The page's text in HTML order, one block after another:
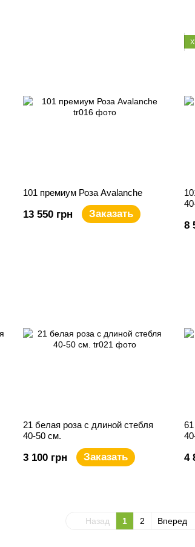
101 премиум Роза Avalanche
13 550 грн Заказать
8
21 белая роза с длиной стебля
40-50 см.
3 100 грн Заказать 4
Назад 1 2 Вперед